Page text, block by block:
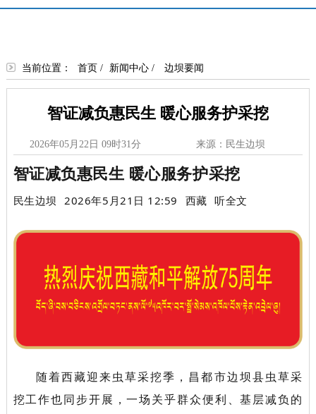
当前位置： 首页 / 新闻中心/ 边坝要闻
智证减负惠民生 暖心服务护采挖
2026年05月22日 09时31分 来源：民生边坝
智证减负惠民生 暖心服务护采挖
民生边坝 2026年5月21日 12:59 西藏 听全文
随着西藏迎来虫草采挖季，昌都市边坝县虫草采
挖工作也同步开展，一场关乎群众便利、基层减负的